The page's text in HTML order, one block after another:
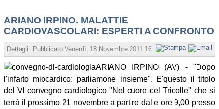
ARIANO IRPINO. MALATTIE
CARDIOVASCOLARI: ESPERTI A CONFRONTO
Dettagli Pubblicato Venerdì, 18 Novembre 2011 16:46 Scritto da
ARIANO IRPINO (AV) - "Dopo
l'infarto miocardico: parliamone insieme". E'questo il titolo
del VI convegno cardiologico "Nel cuore del Tricolle" che si
terrà il prossimo 21 novembre a partire dalle ore 9,00 presso